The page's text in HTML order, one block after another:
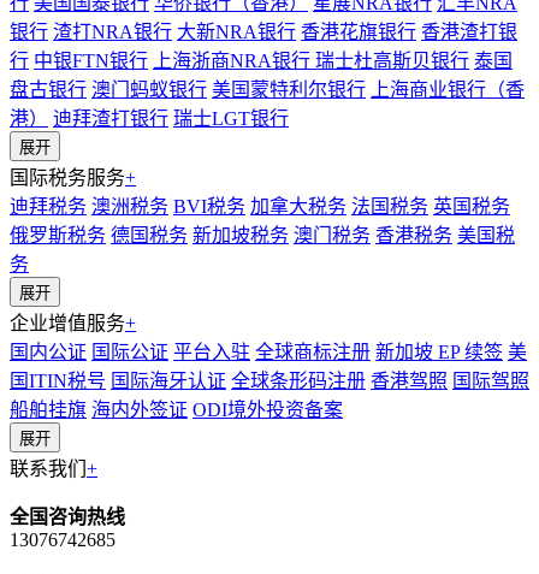
银行 渣打NRA银行 大新NRA银行 香港花旗银行 香港渣打银
行 中银FTN银行 上海浙商NRA银行 瑞士杜高斯贝银行 泰国
盘古银行 澳门蚂蚁银行 美国蒙特利尔银行
上海商业银行（香
港）
迪拜渣打银行 瑞士LGT银行
展开
国际税务服务+
迪拜税务 澳洲税务 BVI税务 加拿大税务 法国税务 英国税务
俄罗斯税务 德国税务 新加坡税务 澳门税务 香港税务 美国税
务
展开
企业增值服务+
国内公证 国际公证 平台入驻 全球商标注册 新加坡 EP 续签 美
国ITIN税号 国际海牙认证 全球条形码注册 香港驾照 国际驾照
船舶挂旗 海内外签证 ODI境外投资备案
展开
联系我们 +
全国咨询热线
13076742685